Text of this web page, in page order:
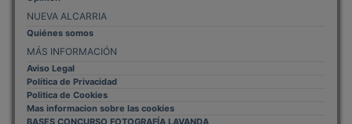
NUEVA ALCARRIA
Quiénes somos
MÁS INFORMACIÓN
Aviso Legal
Política de Privacidad
Politica de Cookies
Mas informacion sobre las cookies
BASES CONCURSO FOTOGRAFÍA LAVANDA